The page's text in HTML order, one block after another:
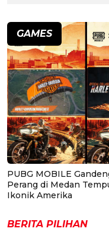
GAMES
PUBG MOBILE
Perang di Medan
Ikonik Amerika
BERITA PILIHAN